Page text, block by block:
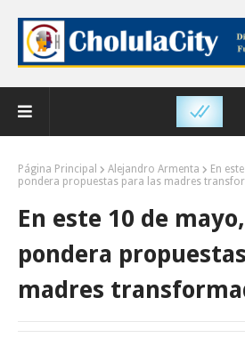
Página Principal Alejandro Armenta
En
pondera propuestas para las madres
En este 10 de
pondera
madres